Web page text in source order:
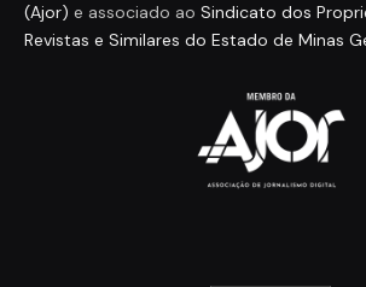
(Ajor) e associado ao Sindicato dos
Revistas e Similares do Estado de Minas